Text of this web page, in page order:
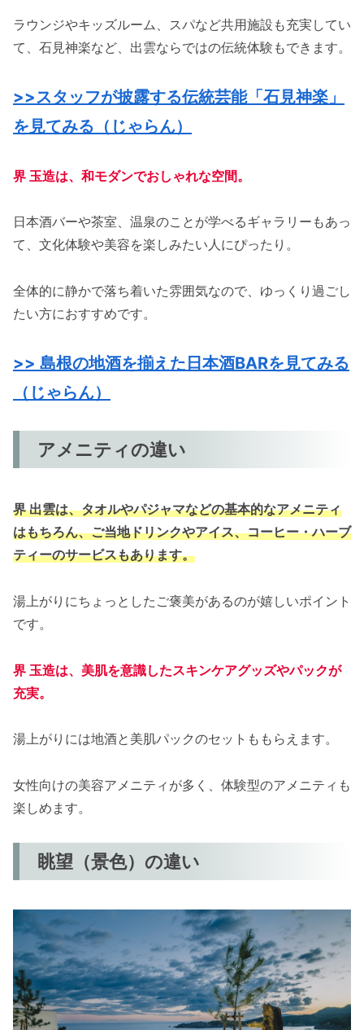
ラウンジやキッズルーム、スパなど共用施設も充実してい
て、石見神楽など、出雲ならではの伝統体験もできます。
>>スタッフが披露する伝統芸能「石見神楽」
を見てみる（じゃらん）
界 玉造は、和モダンでおしゃれな空間。
日本酒バーや茶室、温泉のことが学べるギャラリーもあっ
て、文化体験や美容を楽しみたい人にぴったり。
全体的に静かで落ち着いた雰囲気なので、ゆっくり過ごし
たい方におすすめです。
>> 島根の地酒を揃えた日本酒BARを見てみる
（じゃらん）
アメニティの違い
界 出雲は、タオルやパジャマなどの基本的なアメニティ
はもちろん、ご当地ドリンクやアイス、コーヒー・ハーブ
ティーのサービスもあります。
湯上がりにちょっとしたご褒美があるのが嬉しいポイント
です。
界 玉造は、美肌を意識したスキンケアグッズやパックが
充実。
湯上がりには地酒と美肌パックのセットももらえます。
女性向けの美容アメニティが多く、体験型のアメニティも
楽しめます。
眺望（景色）の違い